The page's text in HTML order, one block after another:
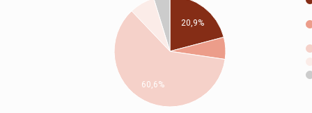
20,9%
60,6%